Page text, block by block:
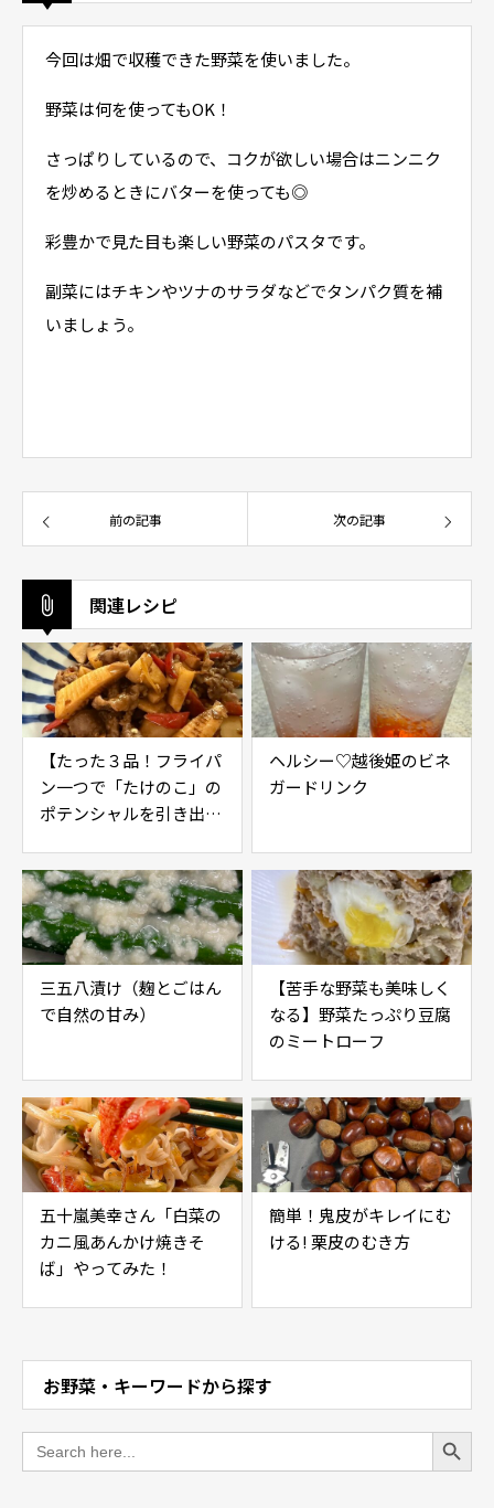
今回は畑で収穫できた野菜を使いました。
野菜は何を使ってもOK！
さっぱりしているので、コクが欲しい場合はニンニク
を炒めるときにバターを使っても◎
彩豊かで見た目も楽しい野菜のパスタです。
副菜にはチキンやツナのサラダなどでタンパク質を補
いましょう。
前の記事 次の記事
関連レシピ
【たった３品！フライパ
ン一つで「たけのこ」の
ポテンシャルを引き出す
ヘルシー♡越後姫のビネ
ガードリンク
三五八漬け（麹とごはん
で自然の甘み）
【苦手な野菜も美味しく
なる】野菜たっぷり豆腐
のミートローフ
五十嵐美幸さん「白菜の
カニ風あんかけ焼きそ
ば」やってみた！
簡単！鬼皮がキレイにむ
ける! 栗皮のむき方
お野菜・キーワードから探す
Search
for:
Search Button